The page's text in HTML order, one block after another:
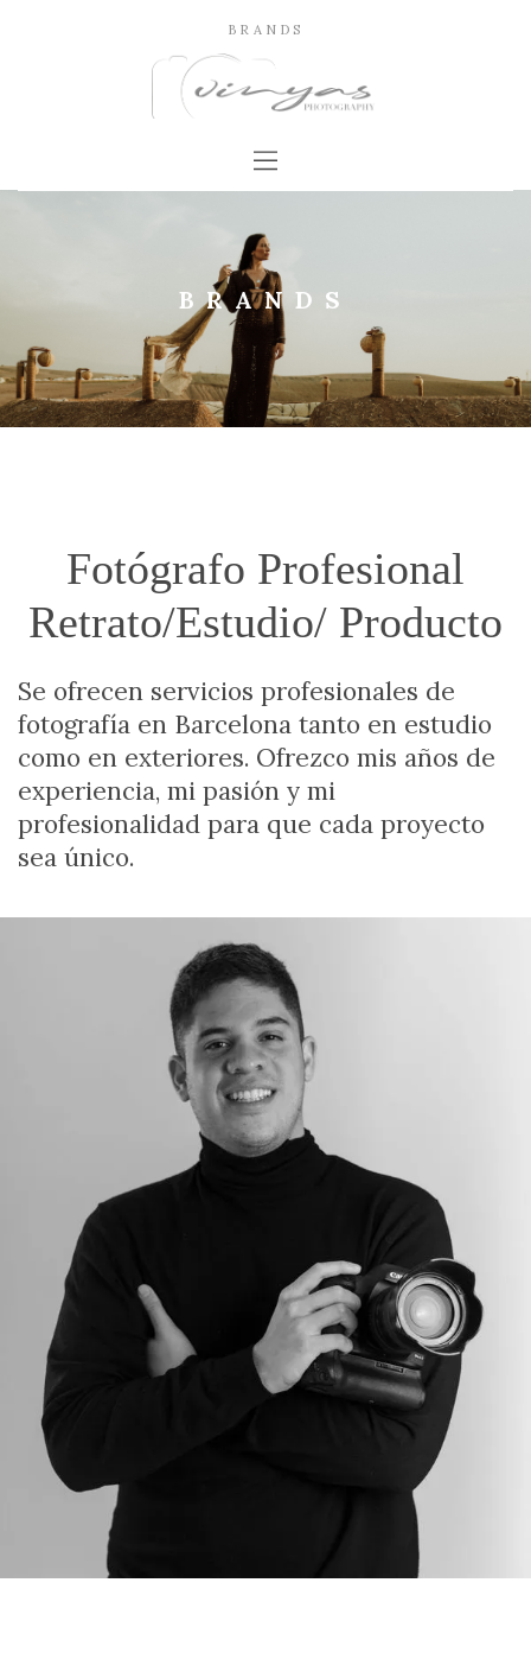
BRANDS
BRANDS
Fotógrafo Profesional
Retrato/Estudio/ Producto
Se ofrecen servicios profesionales de
fotografía en Barcelona tanto en estudio
como en exteriores. Ofrezco mis años de
experiencia, mi pasión y mi
profesionalidad para que cada proyecto
sea único.